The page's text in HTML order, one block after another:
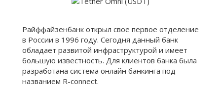
Райффайзенбанк открыл свое первое отделение
в России в 1996 году. Сегодня данный банк
обладает развитой инфраструктурой и имеет
большую известность. Для клиентов банка была
разработана система онлайн банкинга под
названием R-connect.